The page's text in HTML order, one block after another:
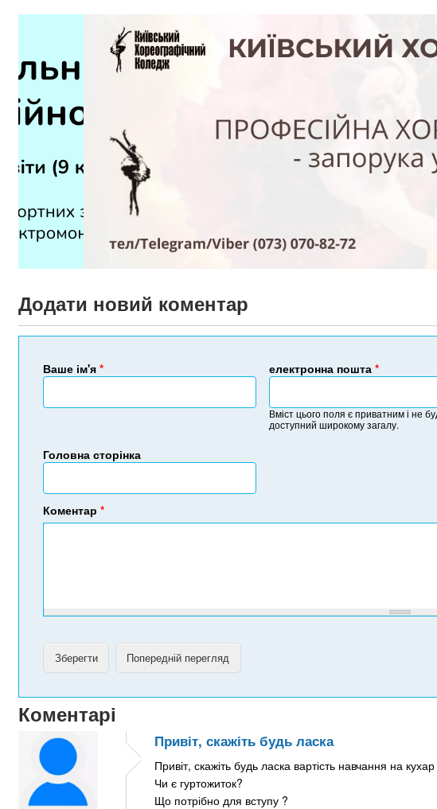
Додати новий коментар
Ваше ім'я* електронна пошта *
Вміст цього поля є приватним і не
доступний широкому загалу.
Головна сторінка
Коментар*
Коментарі
Привіт, скажіть будь ласка
Привіт, скажіть будь ласка вартість навчання на
Чи є гуртожиток?
Що потрібно для вступу ?